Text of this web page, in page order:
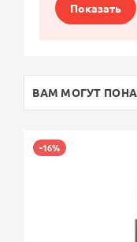
Показать
ВАМ МОГУТ
-16%